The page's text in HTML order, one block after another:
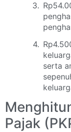
serta
Pajak